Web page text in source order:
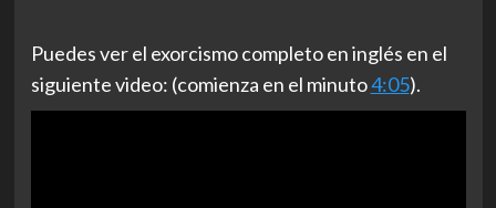
Puedes ver el exorcismo completo en inglés en el
siguiente video: (comienza en el minuto4:05).